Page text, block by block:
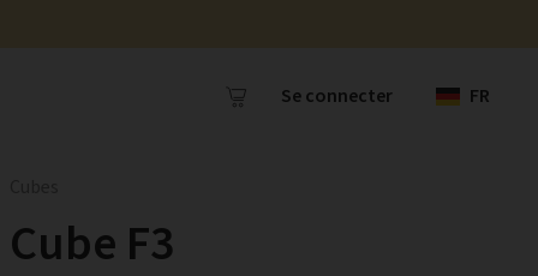
Se connecter FR
Cube F3